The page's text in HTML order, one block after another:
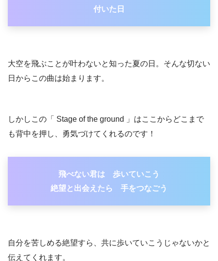
付いた日
大空を飛ぶことが叶わないと知った夏の日。そんな切ない
日からこの曲は始まります。
しかしこの「 Stage of the ground 」はここからどこまで
も背中を押し、勇気づけてくれるのです！
飛べない君は 歩いていこう
絶望と出会えたら 手をつなごう
自分を苦しめる絶望すら、共に歩いていこうじゃないかと
伝えてくれます。